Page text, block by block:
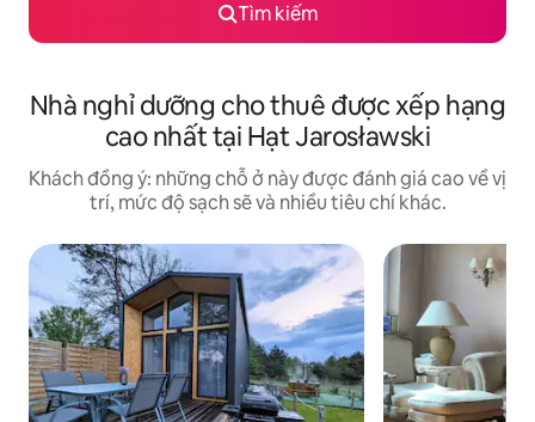
Tìm kiếm
Nhà nghỉ dưỡng cho thuê được xếp hạng
cao nhất tại Hạt Jarosławski
Khách đồng ý: những chỗ ở này được đánh giá cao về vị
trí, mức độ sạch sẽ và nhiều tiêu chí khác.